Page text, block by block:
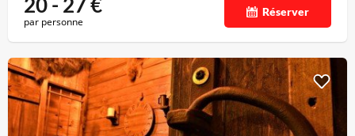
par personne
Réserver